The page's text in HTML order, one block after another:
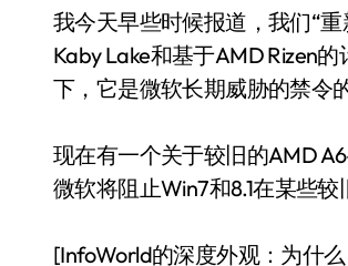
我今天早些时候报道，我们“重新看到”不支持的硬件“和”Windows无法搜索新更新“的人来自Intel
Kaby Lake和基于AMD Rizen
下，它是微软长期威胁的禁令
现在有一个关于较旧的AMD
微软将阻止Win7和8.1在某些较
[InfoWorld的深度外观：为什